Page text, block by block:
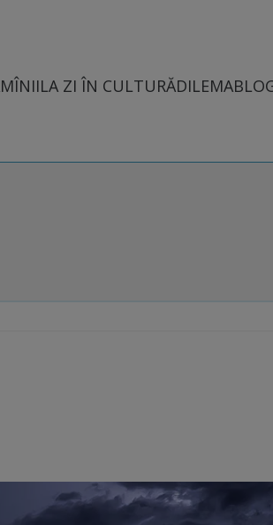
LA ZI ÎN CULTURĂ